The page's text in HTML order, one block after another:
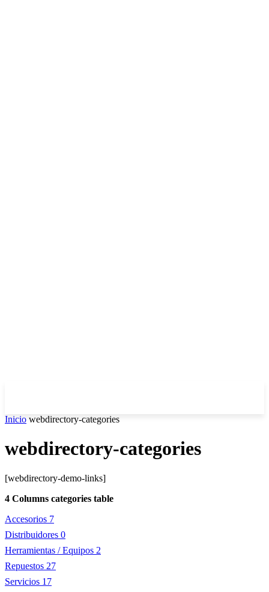
Inicio webdirectory-categories
webdirectory-categories
[webdirectory-demo-links]
4 Columns categories table
Accesorios 7
Distribuidores 0
Herramientas / Equipos 2
Repuestos 27
Servicios 17